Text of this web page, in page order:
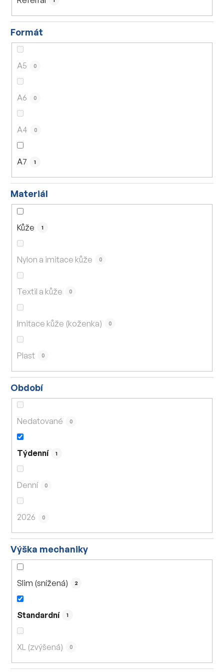
Formát
A5 0
A6 0
A4 0
A7 1
Materiál
Kůže 1
Nylon a imitace kůže 0
Textil a kůže 0
Imitace kůže (koženka) 0
Plast 0
Období
Nedatované 0
Týdenní 1
Denní 0
2026 0
Výška mechaniky
Slim (snížená) 2
Standardní 1
XL (zvýšená) 0